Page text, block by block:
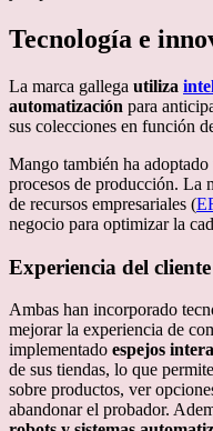
Tecnología e
La marca gallega utiliza
automatización para
sus colecciones en función
Mango también ha
procesos de producción. La
de recursos empresariales (
negocio para optimizar la
Experiencia del
Ambas han incorporado
mejorar la experiencia de
implementado espejos
de sus tiendas, lo que
sobre productos, ver
abandonar el probador.